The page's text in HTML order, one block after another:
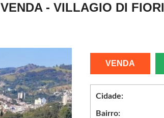
VENDA - VILLAGIO DI FIORI
VENDA
Cidade:
Bairro: